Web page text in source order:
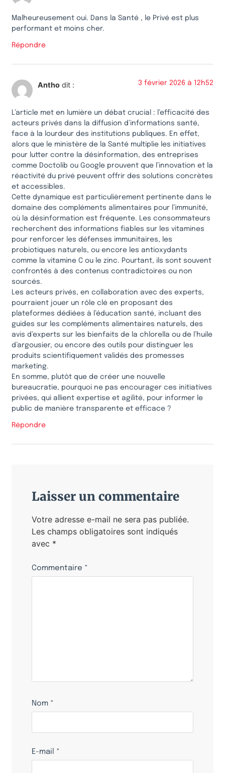
Malheureusement oui. Dans la Santé , le Privé est plus
performant et moins cher.
Répondre
Antho dit : 3 février 2026 à 12h52
L’article met en lumière un débat crucial : l’efficacité des
acteurs privés dans la diffusion d’informations santé,
face à la lourdeur des institutions publiques. En effet,
alors que le ministère de la Santé multiplie les initiatives
pour lutter contre la désinformation, des entreprises
comme Doctolib ou Google prouvent que l’innovation et la
réactivité du privé peuvent offrir des solutions concrètes
et accessibles.
Cette dynamique est particulièrement pertinente dans le
domaine des compléments alimentaires pour l’immunité,
où la désinformation est fréquente. Les consommateurs
recherchent des informations fiables sur les vitamines
pour renforcer les défenses immunitaires, les
probiotiques naturels, ou encore les antioxydants
comme la vitamine C ou le zinc. Pourtant, ils sont souvent
confrontés à des contenus contradictoires ou non
sourcés.
Les acteurs privés, en collaboration avec des experts,
pourraient jouer un rôle clé en proposant des
plateformes dédiées à l’éducation santé, incluant des
guides sur les compléments alimentaires naturels, des
avis d’experts sur les bienfaits de la chlorella ou de l’huile
d’argousier, ou encore des outils pour distinguer les
produits scientifiquement validés des promesses
marketing.
En somme, plutôt que de créer une nouvelle
bureaucratie, pourquoi ne pas encourager ces initiatives
privées, qui allient expertise et agilité, pour informer le
public de manière transparente et efficace ?
Répondre
Laisser un commentaire
Votre adresse e-mail ne sera pas publiée.
Les champs obligatoires sont indiqués
avec *
Commentaire *
Nom *
E-mail *